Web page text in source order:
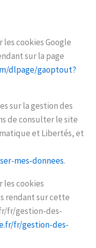
cookies Google
sur la page
dlpage/gaoptout?
sur la gestion des
de consulter le site
et Libertés, et
mes-donnees.
les cookies
rendant sur cette
fr/gestion-des-
fr/gestion-des-